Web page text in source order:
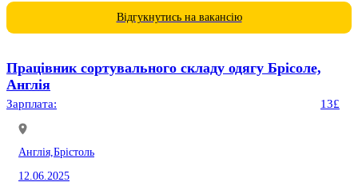
Відгукнутись на вакансію
Працівник сортувального складу одягу Брісоле,
Англія
Зарплата: 13£
Англія, Брістоль
12.06.2025